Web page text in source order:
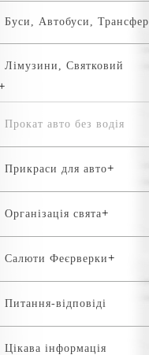
Буси, Автобуси, Трансфер
Лімузини, Святковий
Прокат авто без водія
Прикраси для авто
Організація свята
Салюти Феєрверки
Питання-відповіді
Цікава інформація